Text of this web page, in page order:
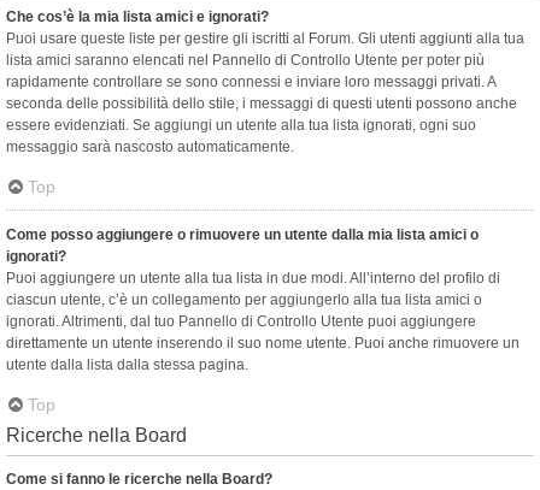
Che cos’è la mia lista amici e ignorati?
Puoi usare queste liste per gestire gli iscritti al Forum. Gli utenti aggiunti alla tua
lista amici saranno elencati nel Pannello di Controllo Utente per poter più
rapidamente controllare se sono connessi e inviare loro messaggi privati. A
seconda delle possibilità dello stile, i messaggi di questi utenti possono anche
essere evidenziati. Se aggiungi un utente alla tua lista ignorati, ogni suo
messaggio sarà nascosto automaticamente.
Top
Come posso aggiungere o rimuovere un utente dalla mia lista amici o
ignorati?
Puoi aggiungere un utente alla tua lista in due modi. All’interno del profilo di
ciascun utente, c’è un collegamento per aggiungerlo alla tua lista amici o
ignorati. Altrimenti, dal tuo Pannello di Controllo Utente puoi aggiungere
direttamente un utente inserendo il suo nome utente. Puoi anche rimuovere un
utente dalla lista dalla stessa pagina.
Top
Ricerche nella Board
Come si fanno le ricerche nella Board?